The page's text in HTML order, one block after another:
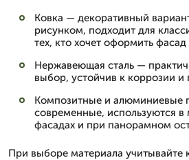
Ковка — декоративный
рисунком, подходит для
тех, кто хочет оформить
Нержавеющая сталь —
выбор, устойчив к коррозии и
Композитные и алюминиевые
современные, используются
фасадах и при панорамном
При выборе материала учитывайте